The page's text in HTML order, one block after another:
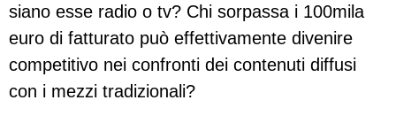
siano esse radio o tv? Chi sorpassa i 100mila
euro di fatturato può effettivamente divenire
competitivo nei confronti dei contenuti diffusi
con i mezzi tradizionali?